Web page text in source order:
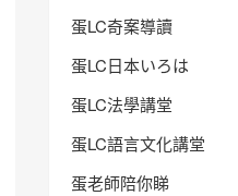
蛋LC奇案導讀
蛋LC日本いろは
蛋LC法學講堂
蛋LC語言文化講堂
蛋老師陪你睇